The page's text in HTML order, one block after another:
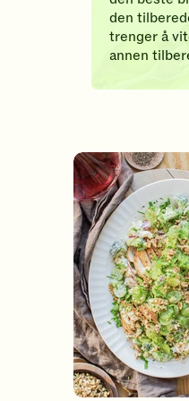
den
trenger å
annen